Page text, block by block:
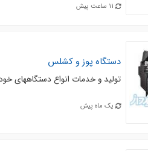
11 ساعت پیش
دستگاه پوز و کشلس
تولید و خدمات انواع دستگاههای
یک ماه پیش